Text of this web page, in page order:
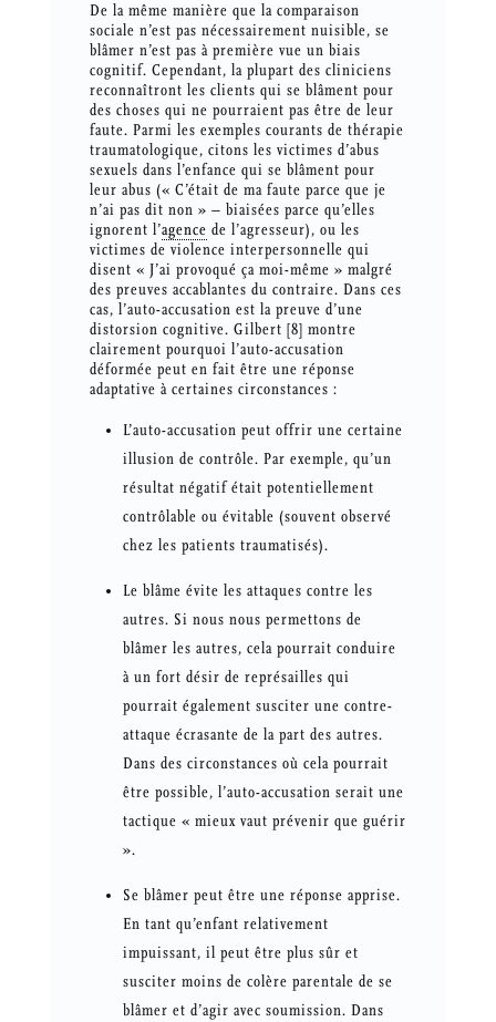
De la même manière que la comparaison
sociale n’est pas nécessairement nuisible, se
blâmer n’est pas à première vue un biais
cognitif. Cependant, la plupart des cliniciens
reconnaîtront les clients qui se blâment pour
des choses qui ne pourraient pas être de leur
faute. Parmi les exemples courants de thérapie
traumatologique, citons les victimes d’abus
sexuels dans l’enfance qui se blâment pour
leur abus (« C’était de ma faute parce que je
n’ai pas dit non » – biaisées parce qu’elles
ignorent l’agence de l’agresseur), ou les
victimes de violence interpersonnelle qui
disent « J’ai provoqué ça moi-même » malgré
des preuves accablantes du contraire. Dans ces
cas, l’auto-accusation est la preuve d’une
distorsion cognitive. Gilbert [8] montre
clairement pourquoi l’auto-accusation
déformée peut en fait être une réponse
adaptative à certaines circonstances :
L’auto-accusation peut offrir une certaine
illusion de contrôle. Par exemple, qu’un
résultat négatif était potentiellement
contrôlable ou évitable (souvent observé
chez les patients traumatisés).
Le blâme évite les attaques contre les
autres. Si nous nous permettons de
blâmer les autres, cela pourrait conduire
à un fort désir de représailles qui
pourrait également susciter une contre-
attaque écrasante de la part des autres.
Dans des circonstances où cela pourrait
être possible, l’auto-accusation serait une
tactique « mieux vaut prévenir que guérir
».
Se blâmer peut être une réponse apprise.
En tant qu’enfant relativement
impuissant, il peut être plus sûr et
susciter moins de colère parentale de se
blâmer et d’agir avec soumission. Dans